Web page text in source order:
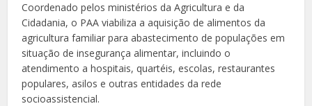
Coordenado pelos ministérios da Agricultura e da
Cidadania, o PAA viabiliza a aquisição de alimentos da
agricultura familiar para abastecimento de populações em
situação de insegurança alimentar, incluindo o
atendimento a hospitais, quartéis, escolas, restaurantes
populares, asilos e outras entidades da rede
socioassistencial.